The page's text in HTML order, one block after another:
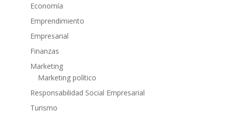
Economía
Emprendimiento
Empresarial
Finanzas
Marketing
Marketing político
Responsabilidad Social Empresarial
Turismo